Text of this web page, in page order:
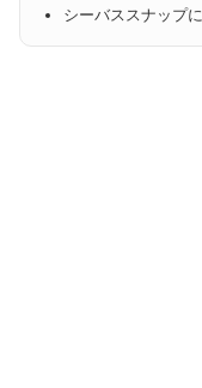
シーバススナップ